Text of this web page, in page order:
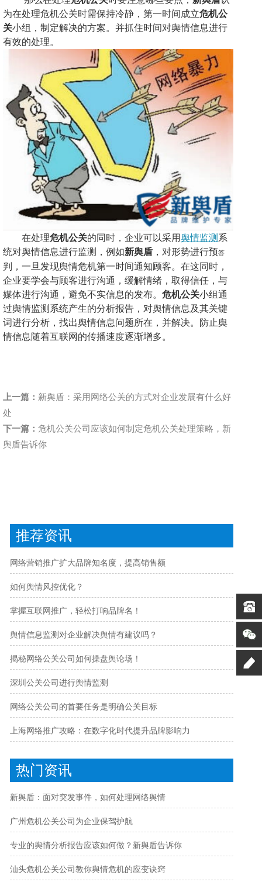
为在处理危机公关时需保持冷静，第一时间成立危机公
关小组，制定解决的方案。并抓住时间对舆情信息进行
有效的处理。
在处理危机公关的同时，企业可以采用舆情监测 系
统对舆情信息进行监测，例如新舆盾 ， 对形势进行预答
判 ， 一旦发现舆情危机第一时间通知顾客。在这同时，
企业要学会与顾客进行沟通，缓解情绪，取得信任，与
媒体进行沟通，避免不实信息的发布。 危机公关小组通
过舆情监测系统产生的分析报告，对舆情信息及其关键
词进行分析，找出舆情信息问题所在，并解决。防止舆
情信息随着互联网的传播速度逐渐增多。
上一篇： 新舆盾：采用网络公关的方式对企业发展有什么好
处
下一篇： 危机公关公司应该如何制定危机公关处理策略，新
舆盾告诉你
推荐资讯
网络营销推广扩大品牌知名度，提高销售额
如何舆情风控优化？
掌握互联网推广，轻松打响品牌名！
舆情信息监测对企业解决舆情有建议吗？
揭秘网络公关公司如何操盘舆论场！
深圳公关公司进行舆情监测
网络公关公司的首要任务是明确公关目标
上海网络推广攻略：在数字化时代提升品牌影响力
热门资讯
新舆盾：面对突发事件，如何处理网络舆情
广州危机公关公司为企业保驾护航
专业的舆情分析报告应该如何做？新舆盾告诉你
汕头危机公关公司教你舆情危机的应变诀窍